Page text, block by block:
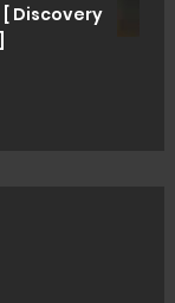
[ Discovery